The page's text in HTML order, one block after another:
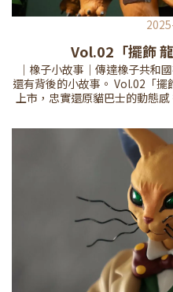
Vol.02「擺飾
｜橡子小故事｜傳達橡子共和
還有背後的小故事。 Vol.02「
上市，忠實還原貓巴士的動態感 彷彿下一秒就飛上天空恣意奔馳！
名顯示牌，隨著貓巴士決定目的地，
體會拉出一個拱門，讓乘客舒
12隻腳，可以在空中奔馳並隱形 奔跑的時候，人們會感受到一陣狂
貓巴士身上，微小處製作精良 彷彿下一秒就會亮起燈光。接續欣賞
士帶回家🐾■2025/10/25 (六) 11:00 AM